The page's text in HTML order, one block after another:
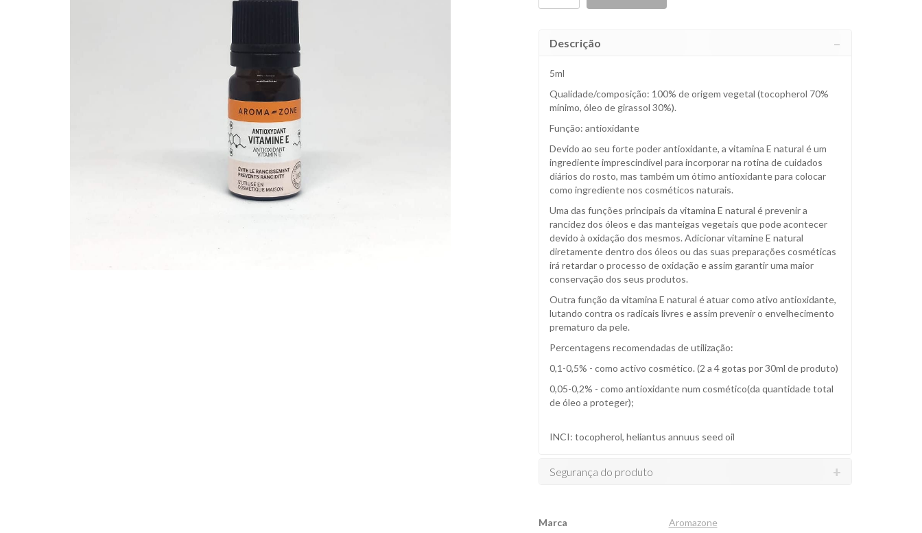
Descrição
5ml
Qualidade/composição: 100% de origem vegetal (tocopherol 70%
mínimo, óleo de girassol 30%).
Função: antioxidante
Devido ao seu forte poder antioxidante, a vitamina E natural é um
ingrediente imprescindível para incorporar na rotina de cuidados
diários do rosto, mas também um ótimo antioxidante para colocar
como ingrediente nos cosméticos naturais.
Uma das funções principais da vitamina E natural é prevenir a
rancidez dos óleos e das manteigas vegetais que pode acontecer
devido à oxidação dos mesmos. Adicionar vitamine E natural
diretamente dentro dos óleos ou das suas preparações cosméticas
irá retardar o processo de oxidação e assim garantir uma maior
conservação dos seus produtos.
Outra função da vitamina E natural é atuar como ativo antioxidante,
lutando contra os radicais livres e assim prevenir o envelhecimento
prematuro da pele.
Percentagens recomendadas de utilização:
0,1-0,5% - como activo cosmético. (2 a 4 gotas por 30ml de produto)
0,05-0,2% - como antioxidante num cosmético(da quantidade total
de óleo a proteger);
INCI: tocopherol, heliantus annuus seed oil
Segurança do produto
Marca
Aromazone